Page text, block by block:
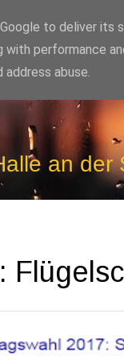
an der
to deliver its
with performance
abuse.